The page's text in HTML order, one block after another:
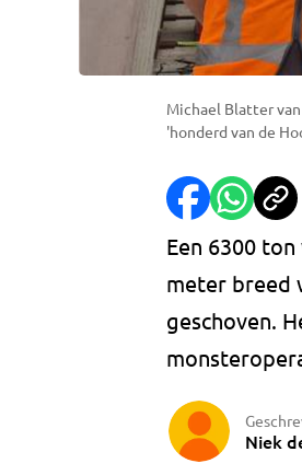
Michael Blatter
'honderd van de
Een 6300
meter breed
geschoven.
Niek